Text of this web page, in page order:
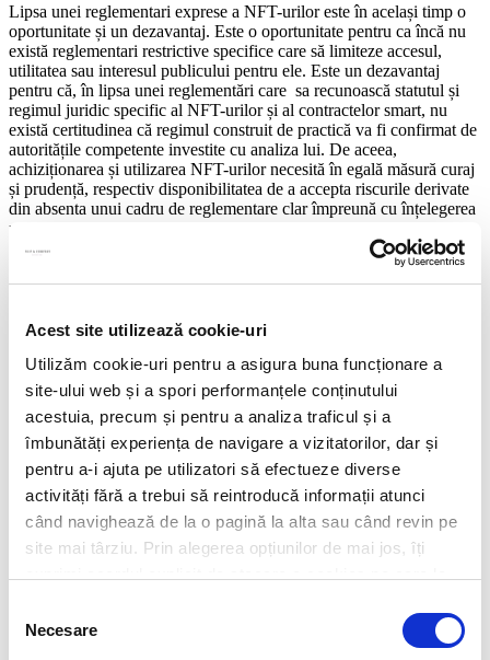
Acest site utilizează cookie-uri
Utilizăm cookie-uri pentru a asigura buna funcționare a
site-ului web și a spori performanțele conținutului
acestuia, precum și pentru a analiza traficul și a
îmbunătăți experiența de navigare a vizitatorilor, dar și
pentru a-i ajuta pe utilizatori să efectueze diverse
activități fără a trebui să reintroducă informații atunci
când navighează de la o pagină la alta sau când revin pe
site mai târziu. Prin alegerea opțiunilor de mai jos, îți
consimțământului
Necesare
Lipsa unei reglementari exprese a NFT-urilor este în același timp o
oportunitate și un dezavantaj. Este o oportunitate pentru ca încă nu
există reglementari restrictive specifice care să limiteze accesul,
utilitatea sau interesul publicului pentru ele. Este un dezavantaj
pentru că, în lipsa unei reglementări care sa recunoască statutul și
regimul juridic specific al NFT-urilor și al contractelor smart, nu
există certitudinea că regimul construit de practică va fi confirmat de
autoritățile competente investite cu analiza lui. De aceea,
achiziționarea și utilizarea NFT-urilor necesită în egală măsură curaj
și prudență, respectiv disponibilitatea de a accepta riscurile derivate
din absenta unui cadru de reglementare clar împreună cu înțelegerea
profunda a principiilor de drept și reglementare pe care autoritățile
le-ar putea aplica în acest caz și riscurile pe care acestea le implică.
Ca în multe alte situații similare în care inovația a depășit viteza de
reacție și adaptare a autorităților legislative, ne așteptăm ca un regim
sperăm, practica de până acum.
Share this
Monica Stătescu
Of Counsel
Mobile:+40 733 551 024
Monica.Statescu@filipandcompany.com
Noi modificări în legislația achizițiilor publice –
reținerea cauțiunii în cazul „contestațiilor nejustificate”
NextEfectele încetării stării de alertă asupra relațiilor de muncăNext